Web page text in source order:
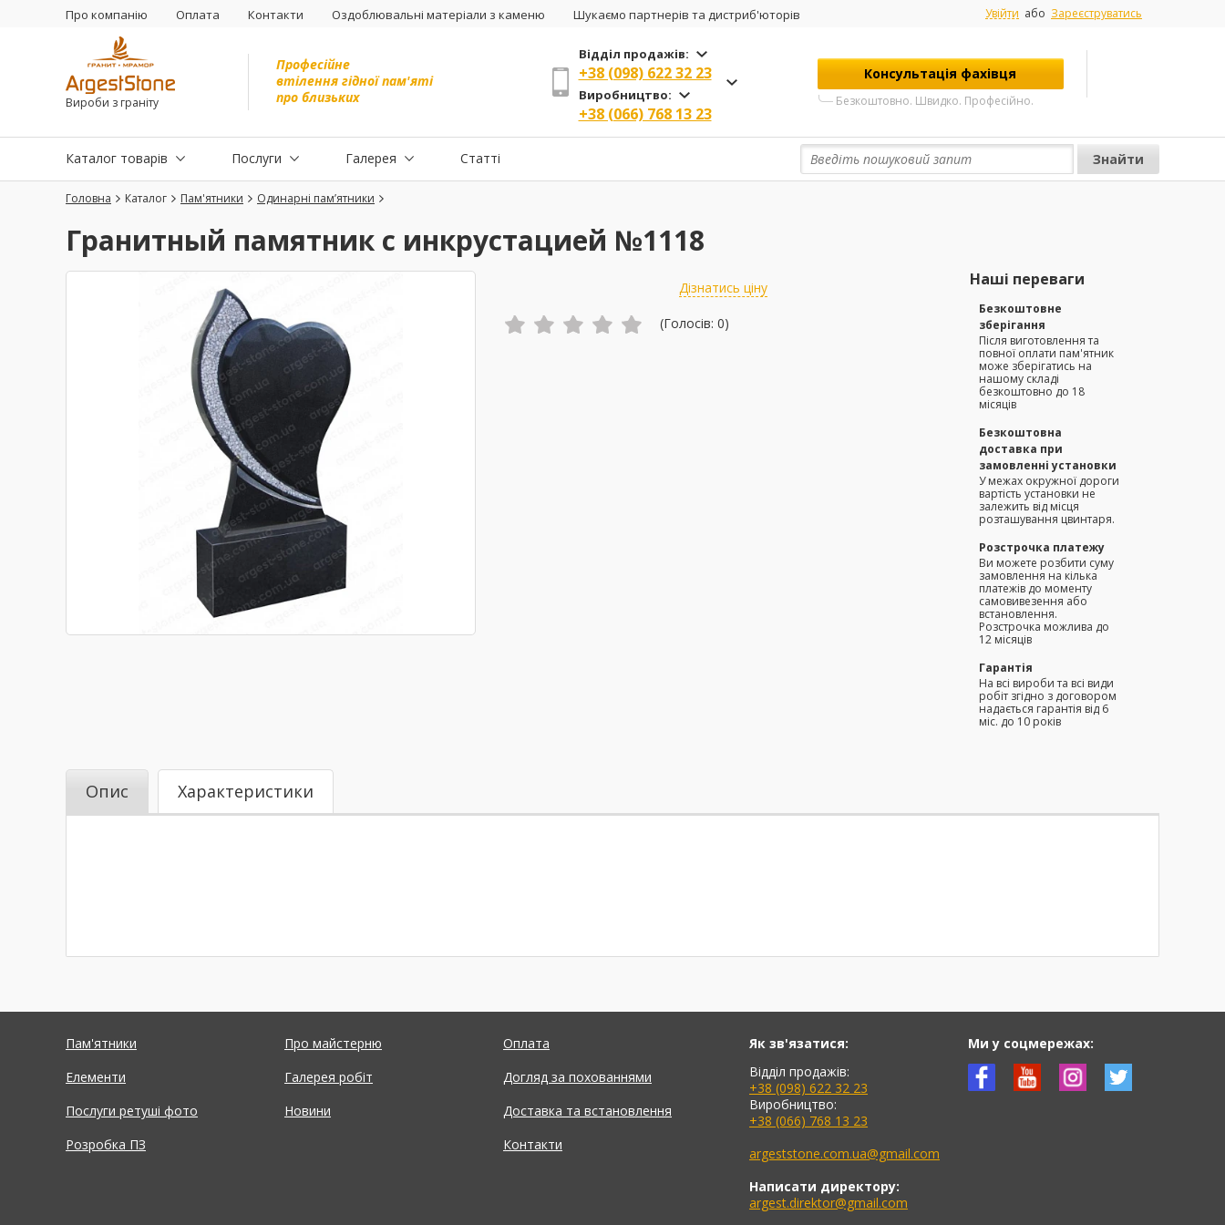
Про компанію Оплата Контакти Оздоблювальні матеріали з каменю Шукаємо партнерів та дистриб'юторів Увійти або Зареєструватись
Вироби з граніту
Професійне
втілення гідної пам'яті
про близьких
Відділ продажів:
+38 (098) 622 32 23
Виробництво:
+38 (066) 768 13 23
Консультація фахівця
Безкоштовно. Швидко. Професійно.
Каталог товарів Послуги Галерея Статті
Головна Каталог Пам'ятники Одинарні пам’ятники
Гранитный памятник с инкрустацией №1118
Дізнатись ціну
(Голосів: 0)
Наші переваги
Безкоштовне
зберігання
Після виготовлення та
повної оплати пам'ятник
може зберігатись на
нашому складі
безкоштовно до 18
місяців
Безкоштовна
доставка при
замовленні установки
У межах окружної дороги
вартість установки не
залежить від місця
розташування цвинтаря.
Розстрочка платежу
Ви можете розбити суму
замовлення на кілька
платежів до моменту
самовивезення або
встановлення.
Розстрочка можлива до
12 місяців
Гарантія
На всі вироби та всі види
робіт згідно з договором
надається гарантія від 6
міс. до 10 років
Опис Характеристики
Пам'ятники
Елементи
Послуги ретуші фото
Розробка ПЗ
Про майстерню
Галерея робіт
Новини
Оплата
Догляд за похованнями
Доставка та встановлення
Контакти
Як зв'язатися:
Відділ продажів:
+38 (098) 622 32 23
Виробництво:
+38 (066) 768 13 23
argeststone.com.ua@gmail.com
Написати директору:
argest.direktor@gmail.com
Ми у соцмережах: